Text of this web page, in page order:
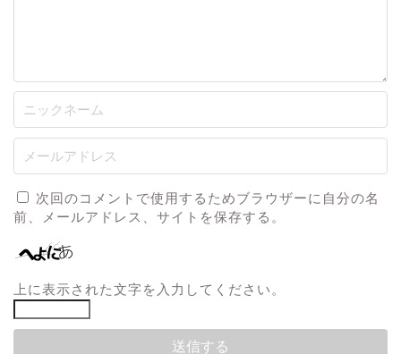
次回のコメントで使用するためブラウザーに自分の名
前、メールアドレス、サイトを保存する。
上に表示された文字を入力してください。